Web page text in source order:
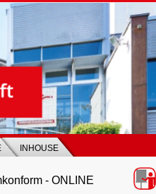
INHOUSE
- ONLINE